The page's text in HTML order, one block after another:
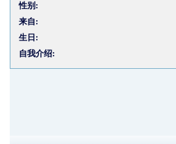
性别:
来自:
生日:
自我介绍: